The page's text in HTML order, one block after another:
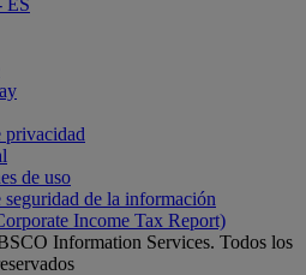
ES
privacidad
de uso
seguridad de la información
Income Tax Report)
Information Services. Todos los